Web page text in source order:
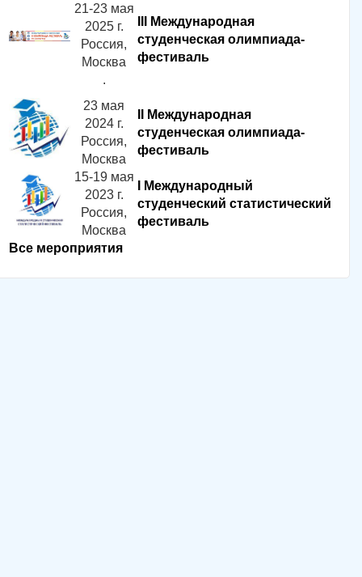
21-23 мая
2025 г.
Россия,
Москва
.
III Международная
студенческая олимпиада-
фестиваль
23 мая
2024 г.
Россия,
Москва
II Международная
студенческая олимпиада-
фестиваль
15-19 мая
2023 г.
Россия,
Москва
I Международный
студенческий статистический
фестиваль
Все мероприятия